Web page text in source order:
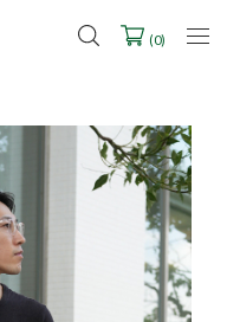
会スケジュール
(0)